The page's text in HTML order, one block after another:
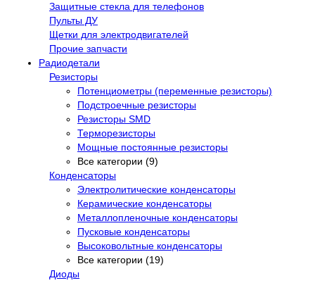
Защитные стекла для телефонов
Пульты ДУ
Щетки для электродвигателей
Прочие запчасти
Радиодетали
Резисторы
Потенциометры (переменные резисторы)
Подстроечные резисторы
Резисторы SMD
Терморезисторы
Мощные постоянные резисторы
Все категории (9)
Конденсаторы
Электролитические конденсаторы
Керамические конденсаторы
Металлопленочные конденсаторы
Пусковые конденсаторы
Высоковольтные конденсаторы
Все категории (19)
Диоды